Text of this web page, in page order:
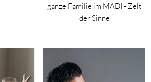
ganze Familie im MADI - Zelt
der Sinne